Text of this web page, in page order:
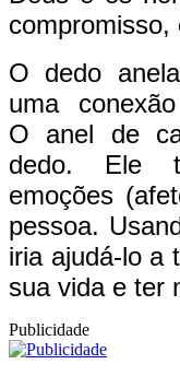
compromisso,
O dedo
uma
O anel de
dedo. Ele
emoções
pessoa.
iria ajudá-lo a
sua vida e ter
Publicidade